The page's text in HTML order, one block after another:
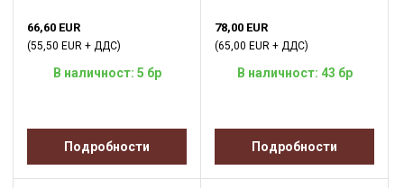
66,60 EUR
(55,50 EUR + ДДС)
В наличност: 5 бр
Подробности
78,00 EUR
(65,00 EUR + ДДС)
В наличност: 43 бр
Подробности